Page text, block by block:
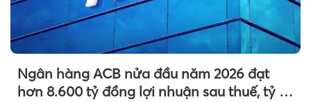
Ngân hàng ACB nửa đầu năm 2026 đạt
hơn 8.600 tỷ đồng lợi nhuận sau thuế, tỷ lệ